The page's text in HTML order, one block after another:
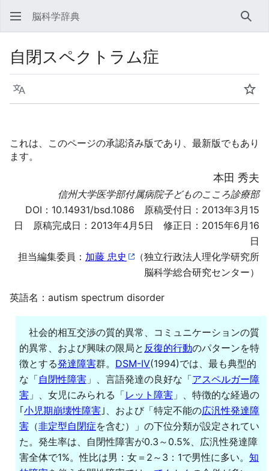
脳科学辞典 検索
自閉スペクトラム症
言語 ウ
これは、このページの承認済み版であり、最新版でもあり
ます。
本田 秀夫
信州大学医学部付属病院子どものこころ診療部
DOI： 10.14931/bsd.1086 原稿受付日：2013年3月15
日 原稿完成日：2013年4月5日 修正日：2015年6月16
日
担当編集委員： 加藤 忠史
（独立行政法人理化学研究所
脳科学総合研究センター）
英語名：autism spectrum disorder
社会的相互交渉の質的異常、コミュニケーションの質
的異常、および興味の限局と 反復的行動のパターンを特
徴とする発達障害群。 DSM-IV(1994)では、最も典型的
な「自閉性障害 」、言語発達の良好な「アスペルガー障
害 」、女児にみられる「レット障害 」、特徴的な経過の
｢小児期崩壊性障害 ｣、および「特定不能の広汎性発達障
害 （非定型自閉症を含む）」の下位分類が設定されてい
た。発生率は、自閉性障害が0.3～0.5%、広汎性発達障
害全体で1%。性比は男：女＝2～3：1で男性に多い。 知